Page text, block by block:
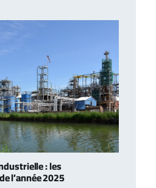
: les
l’année 2025